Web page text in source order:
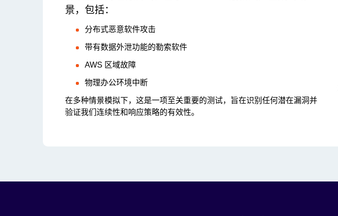
景，包括：
分布式恶意软件攻击
带有数据外泄功能的勒索软件
AWS 区域故障
物理办公环境中断
在多种情景模拟下，这是一项至关重要的测试，旨在识别任何潜在漏洞并
验证我们连续性和响应策略的有效性。